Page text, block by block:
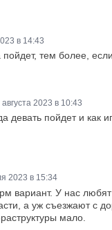
в 14:43
тем более,
августа 2023 в 10:43
девать пойдет и
2023 в 15:34
вариант. У нас
а уж съезжают с
мало.